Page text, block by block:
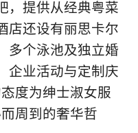
，提供从经典粤菜
店还设有丽思卡尔
多个泳池及独立婚
企业活动与定制庆
度为绅士淑女服
周到的奢华哲